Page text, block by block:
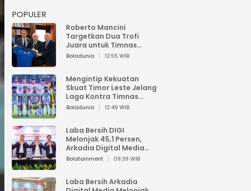
POPULER
Roberto Mancini
Targetkan Dua Trofi
Juara untuk Timnas
Italia
Boladunia 12:55 WIB
Mengintip Kekuatan
Skuat Timor Leste Jelang
Laga Kontra Timnas
Indonesia di Piala AFF
Boladunia 12:49 WIB
Laba Bersih DIGI
Melonjak 45,1 Persen,
Arkadia Digital Media
Perkuat Bisnis AI dan
Bolatainment 09:39 WIB
Laba Bersih Arkadia